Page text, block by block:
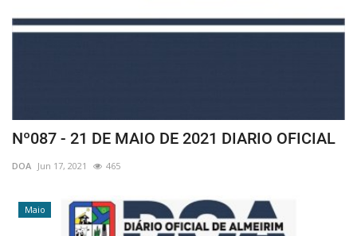
Nº087 - 21 DE MAIO DE 2021 DIARIO OFICIAL
DOA Jun 17, 2021 465
Maio